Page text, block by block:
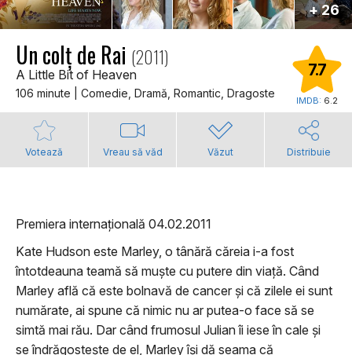
+ 26
Un colț de Rai (2011)
A Little Bit of Heaven
106 minute | Comedie, Dramă, Romantic, Dragoste
7.7
IMDB: 6.2
Votează Vreau să văd Văzut Distribuie
Premiera internațională 04.02.2011
Kate Hudson este Marley, o tânără căreia i-a fost
întotdeauna teamă să muște cu putere din viață. Când
Marley află că este bolnavă de cancer și că zilele ei sunt
numărate, ai spune că nimic nu ar putea-o face să se
simtă mai rău. Dar când frumosul Julian îi iese în cale și
se îndrăgostește de el, Marley își dă seama că